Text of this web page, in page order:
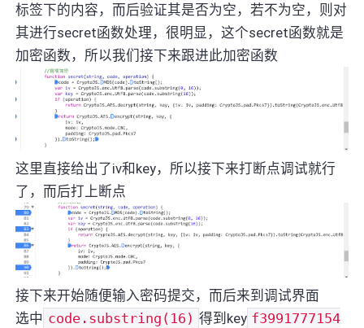
标签下的内容，而后验证其是否为空，若不为空，则对
其进行secret函数处理，很明显，这个secret函数就是
加密函数，所以我们接下来跟进此加密函数
这里直接给出了iv和key，所以接下来打断点调试就行
了，而后打上断点
接下来开始随便输入密码提交，而后来到调试界面
选中 code.substring(16) 得到key f3991777154